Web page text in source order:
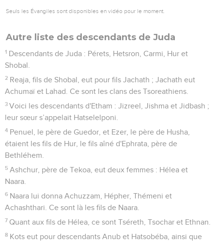
Seuls les Évangiles sont disponibles en vidéo pour le moment.
Autre liste des descendants de Juda
1 Descendants de Juda : Pérets, Hetsron, Carmi, Hur et
Shobal.
2 Reaja, fils de Shobal, eut pour fils Jachath ; Jachath eut
Achumaï et Lahad. Ce sont les clans des Tsoreathiens.
3 Voici les descendants d'Etham : Jizreel, Jishma et Jidbash ;
leur sœur s’appelait Hatselelponi.
4 Penuel, le père de Guedor, et Ezer, le père de Husha,
étaient les fils de Hur, le fils aîné d'Ephrata, père de
Bethléhem.
5 Ashchur, père de Tekoa, eut deux femmes : Hélea et
Naara.
6 Naara lui donna Achuzzam, Hépher, Thémeni et
Achashthari. Ce sont là les fils de Naara.
7 Quant aux fils de Hélea, ce sont Tséreth, Tsochar et Ethnan.
8 Kots eut pour descendants Anub et Hatsobéba, ainsi que